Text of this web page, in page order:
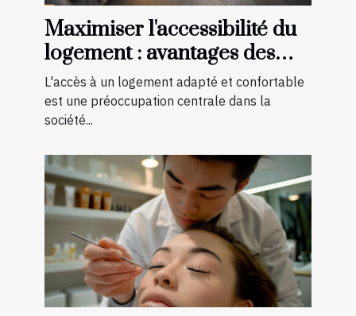
Maximiser l'accessibilité du
logement : avantages des
aménagements préventifs
L'accès à un logement adapté et confortable
est une préoccupation centrale dans la
société...